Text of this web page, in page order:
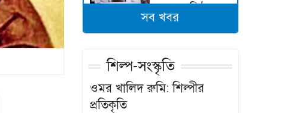
সংখ্যাগরিষ্ঠতা
রক..
রোনালদোর
‘সুপারকার
সাম্রাজ্য..
সব খবর
শিল্প-সংস্কৃতি
ওমর খালিদ রুমি: শিল্পীর
প্রতিকৃতি